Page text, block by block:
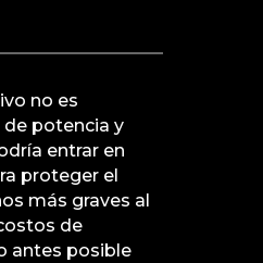
no es
de potencia y
entrar en
proteger el
más graves al
de
antes posible